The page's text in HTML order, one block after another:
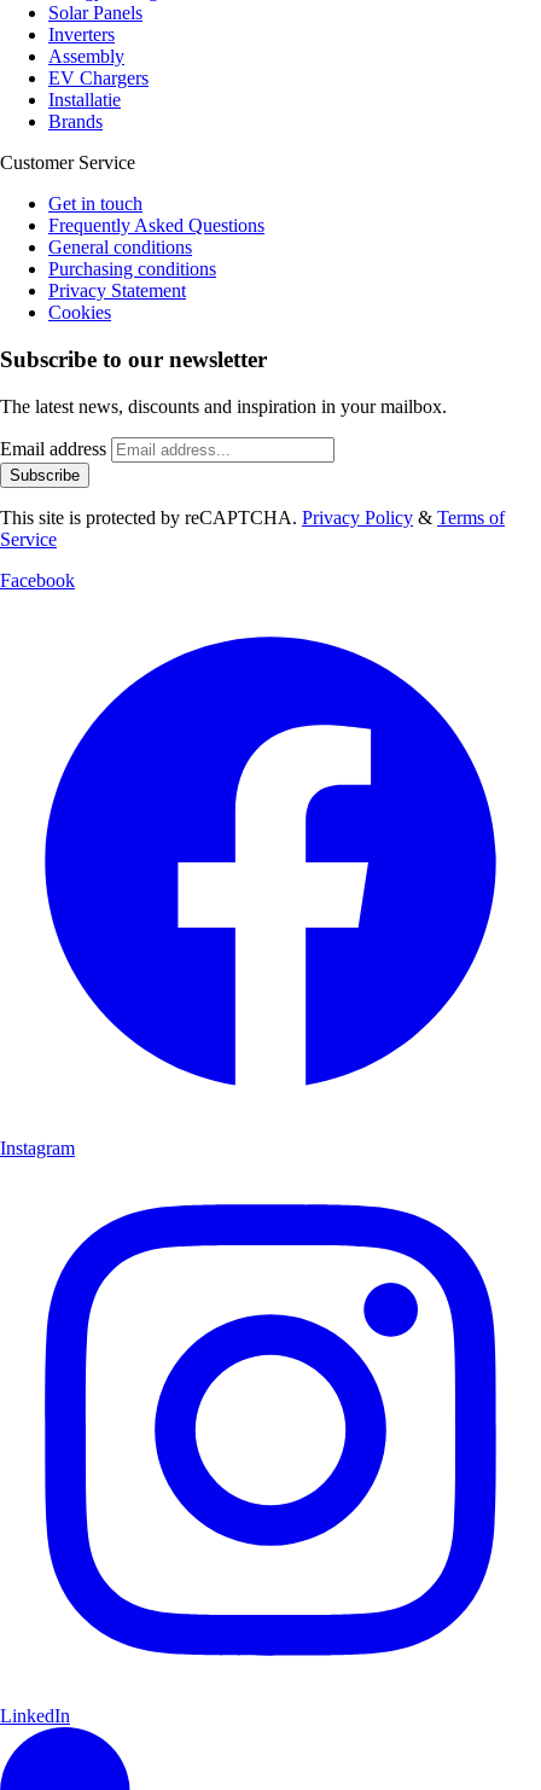
Solar Panels
Inverters
Assembly
EV Chargers
Installatie
Brands
Customer Service
Get in touch
Frequently Asked Questions
General conditions
Purchasing conditions
Privacy Statement
Cookies
Subscribe to our newsletter
The latest news, discounts and inspiration in your mailbox.
Email address
Subscribe
This site is protected by reCAPTCHA. Privacy Policy & Terms of
Service
Facebook
Instagram
LinkedIn